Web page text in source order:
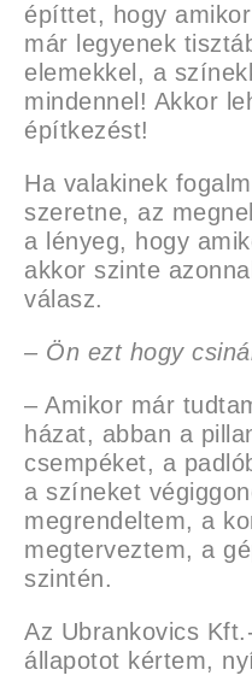
építtet, hogy
már legyenek
elemekkel, a
mindennel! Akkor
építkezést!
Ha valakinek
szeretne, az
a lényeg, hogy
akkor szinte
válasz.
– Ön ezt hogy
– Amikor már
házat, abban a
csempéket, a
a színeket
megrendeltem, a
megterveztem, a
szintén.
Az Ubrankovics
állapotot kértem,